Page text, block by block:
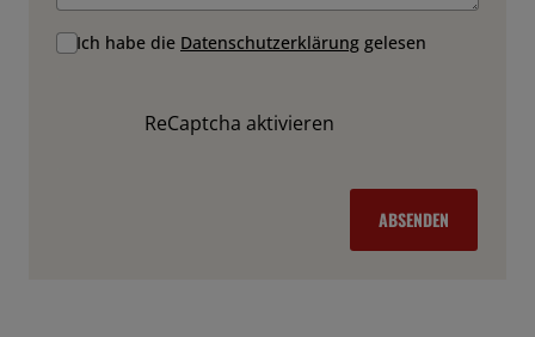
Ich habe die Datenschutzerklärung gelesen
ReCaptcha aktivieren
ABSENDEN